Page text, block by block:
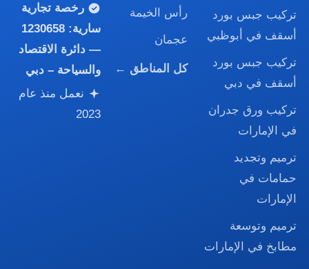
تركيب جبس بورد
أسقف في أبوظبي
تركيب جبس بورد
أسقف في دبي
تركيب ورق جدران
في الإمارات
ترميم وتجديد
حمامات في
الإمارات
ترميم وتوسعة
مطابخ في الإمارات
رأس الخيمة
عجمان
كل المناطق ←
رخصة تجارية
سارية:1230658
— دائرة الاقتصاد
والسياحة – دبي
نعمل منذ عام
2023